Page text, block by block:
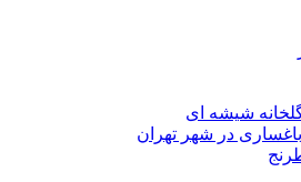
گلخانه شیشه ای
در شهر تهران